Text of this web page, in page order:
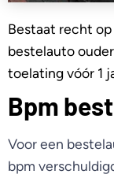
Bestaat recht
bestelauto
toelating vóór 1
Bpm
Voor een
bpm